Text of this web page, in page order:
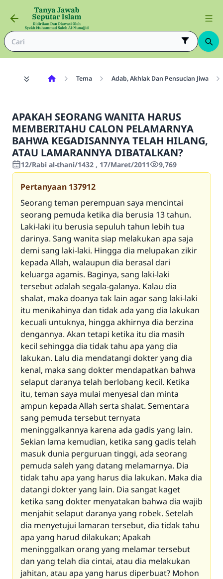
Tema Adab, Akhlak Dan Pensucian Jiwa
APAKAH SEORANG WANITA HARUS
MEMBERITAHU CALON PELAMARNYA
BAHWA KEGADISANNYA TELAH HILANG,
ATAU LAMARANNYA DIBATALKAN?
12/Rabi al-thani/1432 , 17/Maret/2011 9,769
Pertanyaan 137912
Seorang teman perempuan saya mencintai
seorang pemuda ketika dia berusia 13 tahun.
Laki-laki itu berusia sepuluh tahun lebih tua
darinya. Sang wanita siap melakukan apa saja
demi sang laki-laki. Hingga dia melupakan zikir
kepada Allah, walaupun dia berasal dari
keluarga agamis. Baginya, sang laki-laki
tersebut adalah segala-galanya. Kalau dia
shalat, maka doanya tak lain agar sang laki-laki
itu menikahinya dan tidak ada yang dia lakukan
kecuali untuknya, hingga akhirnya dia berzina
dengannya. Akan tetapi ketika itu dia masih
kecil sehingga dia tidak tahu apa yang dia
lakukan. Lalu dia mendatangi dokter yang dia
kenal, maka sang dokter mendapatkan bahwa
selaput daranya telah berlobang kecil. Ketika
itu, teman saya mulai menyesal dan minta
ampun kepada Allah serta shalat. Sementara
sang pemuda tersebut ternyata
meninggalkannya karena ada gadis yang lain.
Sekian lama kemudian, ketika sang gadis telah
masuk dunia perguruan tinggi, ada seorang
pemuda saleh yang datang melamarnya. Dia
tidak tahu apa yang harus dia lakukan. Maka dia
datangi dokter yang lain. Dia sangat kaget
ketika sang dokter menyatakan bahwa dia wajib
menjahit selaput daranya yang robek. Setelah
dia menyetujui lamaran tersebut, dia tidak tahu
apa yang harud dilakukan; Apakah
meninggalkan orang yang melamar tersebut
dan yang telah dia cintai, atau dia melakukan
jahitan, atau apa yang harus diperbuat? Mohon